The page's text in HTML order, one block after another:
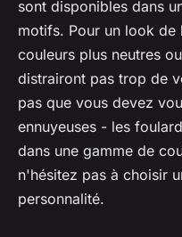
sont disponibles dans
motifs. Pour un look
couleurs plus neutres
distrairont pas trop de
pas que vous devez
ennuyeuses - les
dans une gamme de
n'hésitez pas à choisir
personnalité.